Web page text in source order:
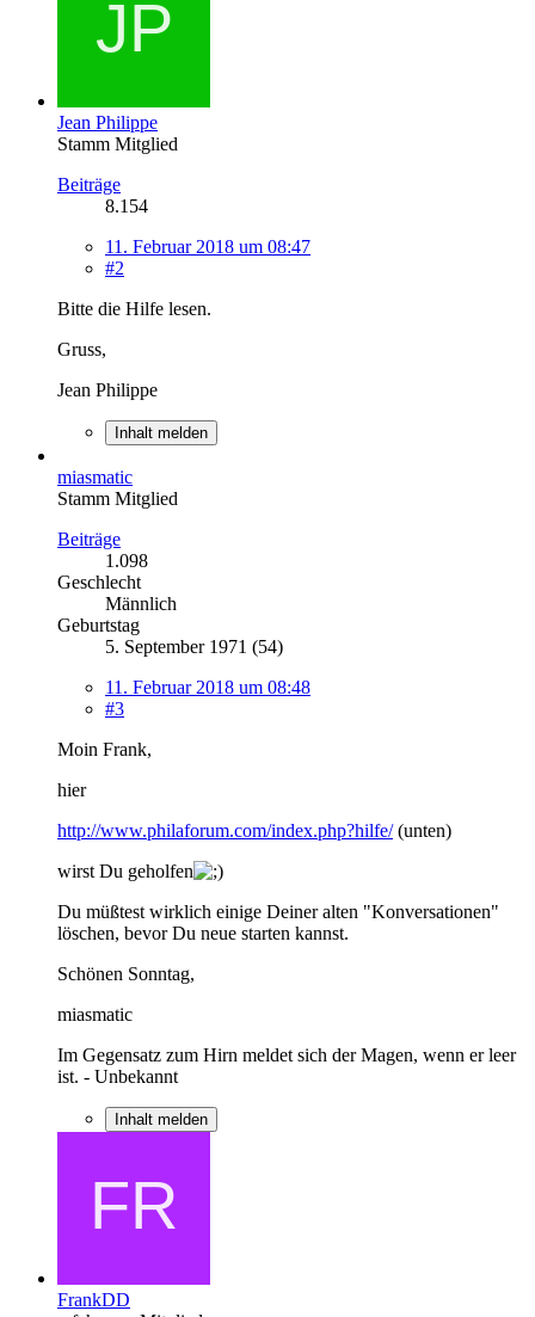
Jean Philippe
Stamm Mitglied
Beiträge
8.154
11. Februar 2018 um 08:47
#2
Bitte die Hilfe lesen.
Gruss,
Jean Philippe
Inhalt melden
miasmatic
Stamm Mitglied
Beiträge
1.098
Geschlecht
Männlich
Geburtstag
5. September 1971 (54)
11. Februar 2018 um 08:48
#3
Moin Frank,
hier
http://www.philaforum.com/index.php?hilfe/(unten)
wirst Du geholfen
Du müßtest wirklich einige Deiner alten "Konversationen"
löschen, bevor Du neue starten kannst.
Schönen Sonntag,
miasmatic
Im Gegensatz zum Hirn meldet sich der Magen, wenn er leer
ist. - Unbekannt
Inhalt melden
FrankDD